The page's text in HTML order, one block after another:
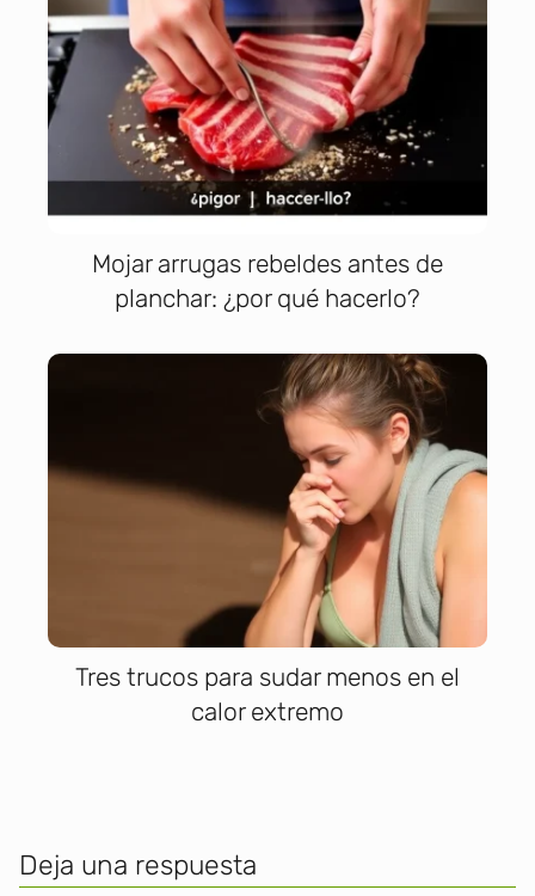
Mojar arrugas rebeldes antes de
planchar: ¿por qué hacerlo?
Tres trucos para sudar menos en el
calor extremo
Deja una respuesta